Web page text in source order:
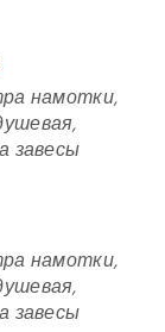
намотки,
завесы
намотки,
завесы